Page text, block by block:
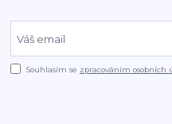
Souhlasím se zpracováním osobních